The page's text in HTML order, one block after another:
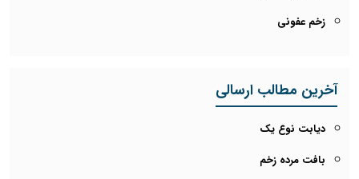
زخم عفونی
آخرین مطالب ارسالی
دیابت نوع یک
بافت مرده زخم